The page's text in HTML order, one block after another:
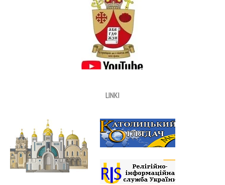
LINKI